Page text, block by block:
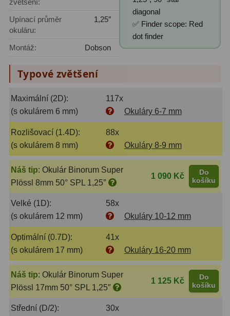
Fotografické montáže
Upínací prvky
Závaží 3
Ostatní27
Zrcátka a hranoly 60
Diagonální zrcátka
Diagonální hranoly7
Amici hranoly 45°
Amici hranoly 90°7
Pozorovací dalekohledy 56
Kompaktní11
zvětšení:
Upínací průměr
okuláru:
1,25″
Montáž: Dobson
diagonal
✅ Finder scope: Red
dot finder
Typové zvětšení
Maximální (2D):
117x
(s okulárem 6 mm)
Okuláry 6-7 mm
Rozlišovací (1.4D):
88x
(s okulárem 8 mm)
Okuláry 8-9 mm
Náš tip: Okulár Binorum Super
Plössl 8mm 50° SPL 1,25″
1 090 Kč
Do
košíku
Velké (1D):
58x
(s okulárem 12 mm)
Okuláry 10-12 mm
Optimální (0.7D):
41x
(s okulárem 17 mm)
Okuláry 16-20 mm
Náš tip: Okulár Binorum Super
Plössl 17mm 50° SPL 1,25″
1 125 Kč
Do
košíku
Střední (D/2):
30x